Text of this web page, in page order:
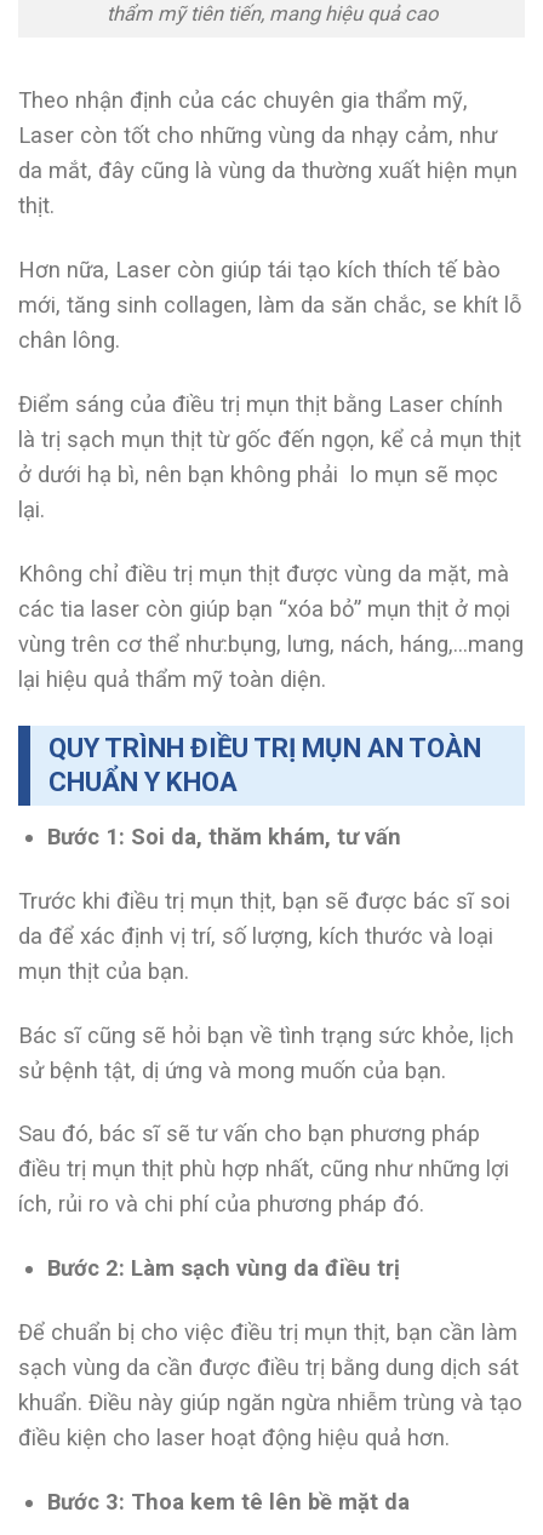
thẩm mỹ tiên tiến, mang hiệu quả cao
Theo nhận định của các chuyên gia thẩm mỹ,
Laser còn tốt cho những vùng da nhạy cảm, như
da mắt, đây cũng là vùng da thường xuất hiện mụn
thịt.
Hơn nữa, Laser còn giúp tái tạo kích thích tế bào
mới, tăng sinh collagen, làm da săn chắc, se khít lỗ
chân lông.
Điểm sáng của điều trị mụn thịt bằng Laser chính
là trị sạch mụn thịt từ gốc đến ngọn, kể cả mụn thịt
ở dưới hạ bì, nên bạn không phải lo mụn sẽ mọc
lại.
Không chỉ điều trị mụn thịt được vùng da mặt, mà
các tia laser còn giúp bạn “xóa bỏ” mụn thịt ở mọi
vùng trên cơ thể như:bụng, lưng, nách, háng,…mang
lại hiệu quả thẩm mỹ toàn diện.
QUY TRÌNH ĐIỀU TRỊ MỤN AN TOÀN
CHUẨN Y KHOA
Bước 1: Soi da, thăm khám, tư vấn
Trước khi điều trị mụn thịt, bạn sẽ được bác sĩ soi
da để xác định vị trí, số lượng, kích thước và loại
mụn thịt của bạn.
Bác sĩ cũng sẽ hỏi bạn về tình trạng sức khỏe, lịch
sử bệnh tật, dị ứng và mong muốn của bạn.
Sau đó, bác sĩ sẽ tư vấn cho bạn phương pháp
điều trị mụn thịt phù hợp nhất, cũng như những lợi
ích, rủi ro và chi phí của phương pháp đó.
Bước 2: Làm sạch vùng da điều trị
Để chuẩn bị cho việc điều trị mụn thịt, bạn cần làm
sạch vùng da cần được điều trị bằng dung dịch sát
khuẩn. Điều này giúp ngăn ngừa nhiễm trùng và tạo
điều kiện cho laser hoạt động hiệu quả hơn.
Bước 3: Thoa kem tê lên bề mặt da